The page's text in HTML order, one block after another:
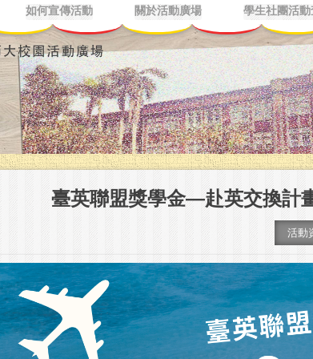
如何宣傳活動 關於活動廣場 學生社團活動
臺英聯盟獎學金—赴英交換計
活動